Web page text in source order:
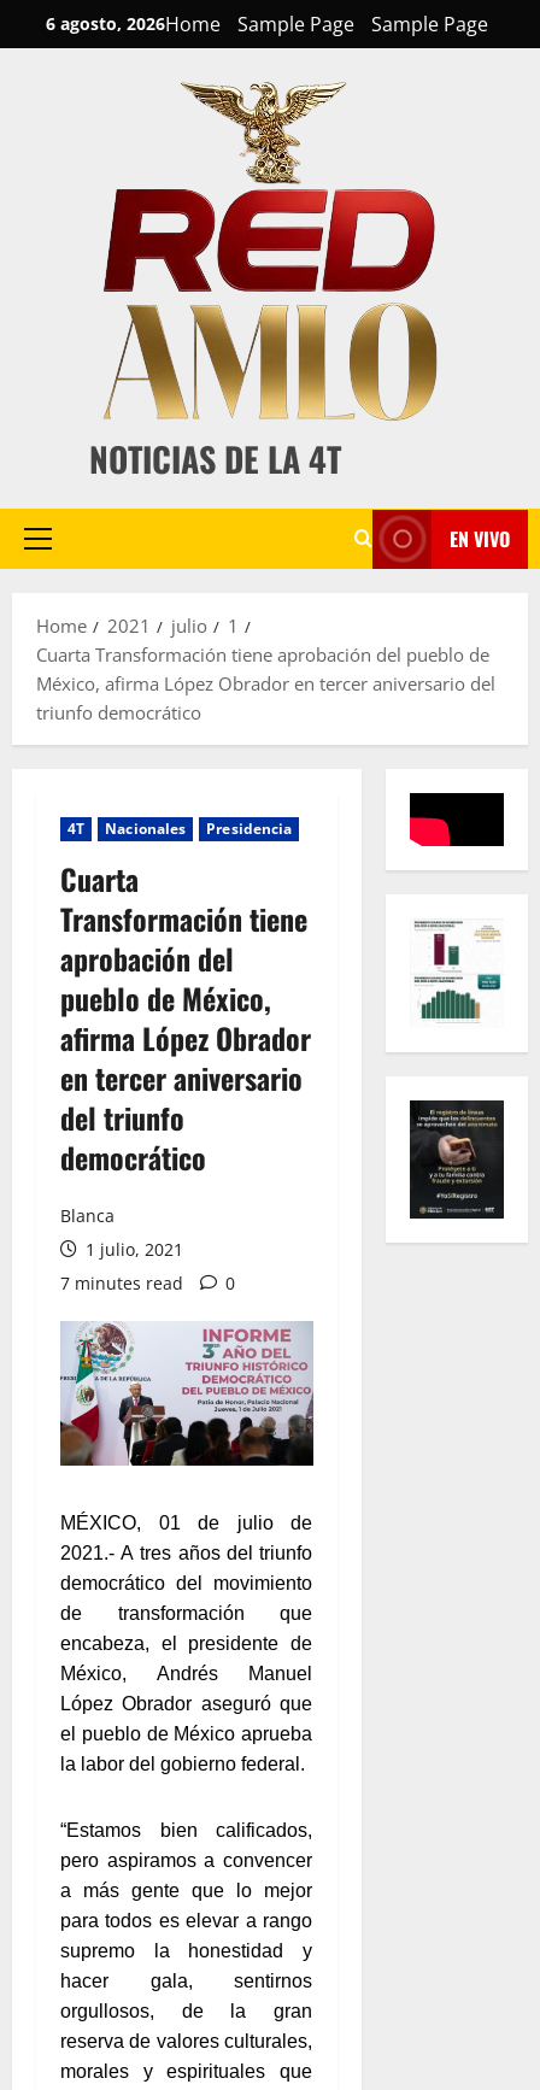
to
6 agosto, 2026Home Sample Page Sample Page
NOTICIAS DE LA 4T
Primary
EN VIVO
Home 2021 julio
1
Cuarta Transformación tiene aprobación del pueblo de
México, afirma López Obrador en tercer aniversario del
triunfo democrático
4T Nacionales Presidencia
Cuarta
Transformación tiene
aprobación del
pueblo de México,
afirma López Obrador
en tercer aniversario
del triunfo
democrático
Blanca
1 julio, 2021
7 minutes read
0
MÉXICO, 01 de julio de
2021.- A tres años del triunfo
democrático del movimiento
de transformación que
encabeza, el presidente de
México, Andrés Manuel
López Obrador aseguró que
el pueblo de México aprueba
la labor del gobierno federal.
“Estamos bien calificados,
pero aspiramos a convencer
a más gente que lo mejor
para todos es elevar a rango
supremo la honestidad y
hacer gala, sentirnos
orgullosos, de la gran
reserva de valores culturales,
morales y espirituales que